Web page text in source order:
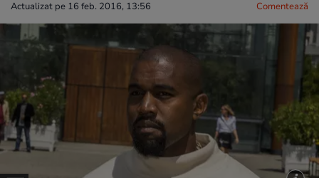
Actualizat pe 16 feb. 2016, 13:56 Comentează